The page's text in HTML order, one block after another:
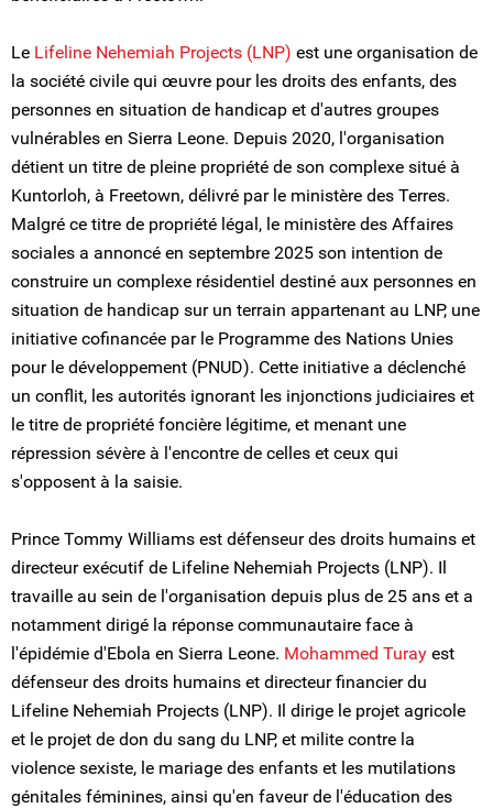
Le Lifeline Nehemiah Projects (LNP) est une organisation de
la société civile qui œuvre pour les droits des enfants, des
personnes en situation de handicap et d'autres groupes
vulnérables en Sierra Leone. Depuis 2020, l'organisation
détient un titre de pleine propriété de son complexe situé à
Kuntorloh, à Freetown, délivré par le ministère des Terres.
Malgré ce titre de propriété légal, le ministère des Affaires
sociales a annoncé en septembre 2025 son intention de
construire un complexe résidentiel destiné aux personnes en
situation de handicap sur un terrain appartenant au LNP, une
initiative cofinancée par le Programme des Nations Unies
pour le développement (PNUD). Cette initiative a déclenché
un conflit, les autorités ignorant les injonctions judiciaires et
le titre de propriété foncière légitime, et menant une
répression sévère à l'encontre de celles et ceux qui
s'opposent à la saisie.
Prince Tommy Williams est défenseur des droits humains et
directeur exécutif de Lifeline Nehemiah Projects (LNP). Il
travaille au sein de l'organisation depuis plus de 25 ans et a
notamment dirigé la réponse communautaire face à
l'épidémie d'Ebola en Sierra Leone. Mohammed Turay est
défenseur des droits humains et directeur financier du
Lifeline Nehemiah Projects (LNP). Il dirige le projet agricole
et le projet de don du sang du LNP, et milite contre la
violence sexiste, le mariage des enfants et les mutilations
génitales féminines, ainsi qu'en faveur de l'éducation des